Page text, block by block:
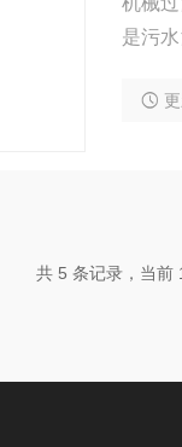
是污
共 5 条记录，当